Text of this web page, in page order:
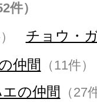
件）
チョウ・
仲間 （11件）
の仲間
（27